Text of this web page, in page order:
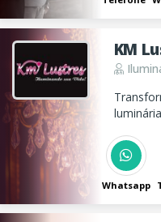
KM
sem
com
Whatsapp